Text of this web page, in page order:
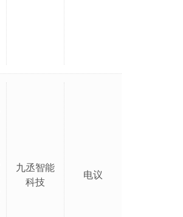
九丞智能
科技
电议